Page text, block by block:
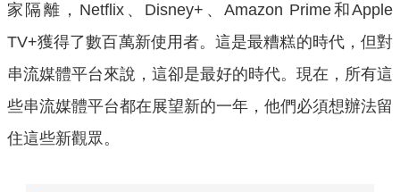
家隔離，Netflix、Disney+、Amazon Prime和Apple
TV+獲得了數百萬新使用者。這是最糟糕的時代，但對
串流媒體平台來說，這卻是最好的時代。現在，所有這
些串流媒體平台都在展望新的一年，他們必須想辦法留
住這些新觀眾。